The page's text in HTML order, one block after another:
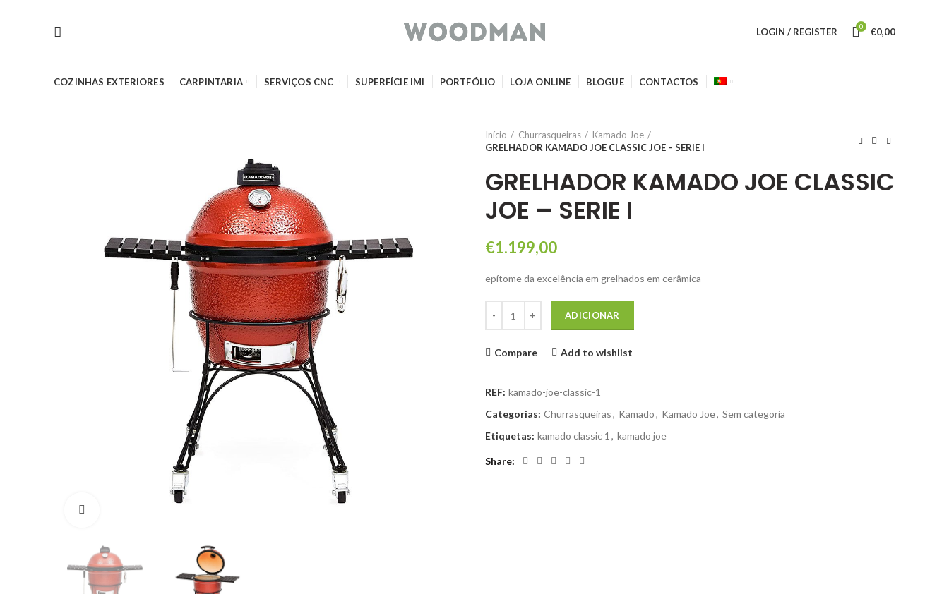
LOGIN / REGISTER 0 €0,00
COZINHAS EXTERIORES CARPINTARIA SERVIÇOS CNC SUPERFÍCIE IMI PORTFÓLIO LOJA ONLINE BLOGUE CONTACTOS
Início Churrasqueiras
Kamado Joe
GRELHADOR KAMADO JOE CLASSIC JOE – SERIE I
GRELHADOR KAMADO JOE CLASSIC
JOE – SERIE I
€1.199,00
epítome da excelência em grelhados em cerâmica
ADICIONAR
Compare Add to wishlist
REF: kamado-joe-classic-1
Categorias: Churrasqueiras, Kamado, Kamado Joe, Sem categoria
Etiquetas: kamado classic 1 , kamado joe
Share